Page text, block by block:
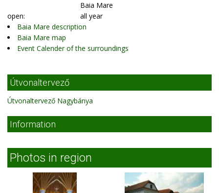
Baia Mare
open:
all year
Baia Mare description
Baia Mare map
Event Calender of the surroundings
Útvonaltervező
Útvonaltervező Nagybánya
Information
Photos in region